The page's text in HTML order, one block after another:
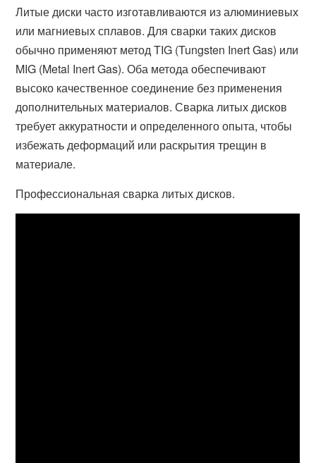
Литые диски часто изготавливаются из алюминиевых
или магниевых сплавов. Для сварки таких дисков
обычно применяют метод TIG (Tungsten Inert Gas) или
MIG (Metal Inert Gas). Оба метода обеспечивают
высоко качественное соединение без применения
дополнительных материалов. Сварка литых дисков
требует аккуратности и определенного опыта, чтобы
избежать деформаций или раскрытия трещин в
материале.
Профессиональная сварка литых дисков.